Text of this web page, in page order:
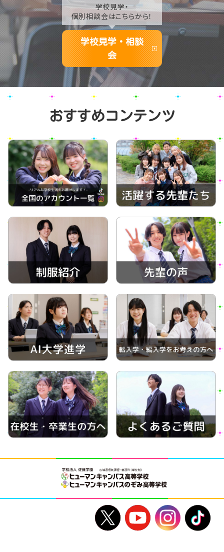
学校見学・
個別相談会はこちらから！
学校見学・相談
会
おすすめコンテンツ